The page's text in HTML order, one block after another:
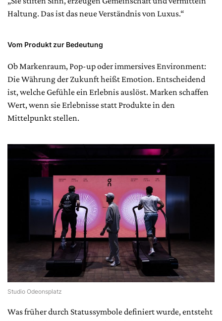
Haltung. Das ist das neue Verständnis von Luxus.“
Vom Produkt zur Bedeutung
Ob Markenraum, Pop-up oder immersives Environment:
Die Währung der Zukunft heißt Emotion. Entscheidend
ist, welche Gefühle ein Erlebnis auslöst. Marken schaffen
Wert, wenn sie Erlebnisse statt Produkte in den
Mittelpunkt stellen.
Studio Odeonsplatz
Was früher durch Statussymbole definiert wurde, entsteht